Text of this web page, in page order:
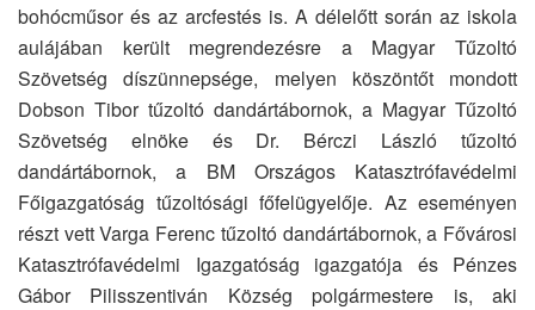
bohócműsor és az arcfestés is. A délelőtt során az iskola
aulájában került megrendezésre a Magyar Tűzoltó
Szövetség díszünnepsége, melyen köszöntőt mondott
Dobson Tibor tűzoltó dandártábornok, a Magyar Tűzoltó
Szövetség elnöke és Dr. Bérczi László tűzoltó
dandártábornok, a BM Országos Katasztrófavédelmi
Főigazgatóság tűzoltósági főfelügyelője. Az eseményen
részt vett Varga Ferenc tűzoltó dandártábornok, a Fővárosi
Katasztrófavédelmi Igazgatóság igazgatója és Pénzes
Gábor Pilisszentiván Község polgármestere is, aki